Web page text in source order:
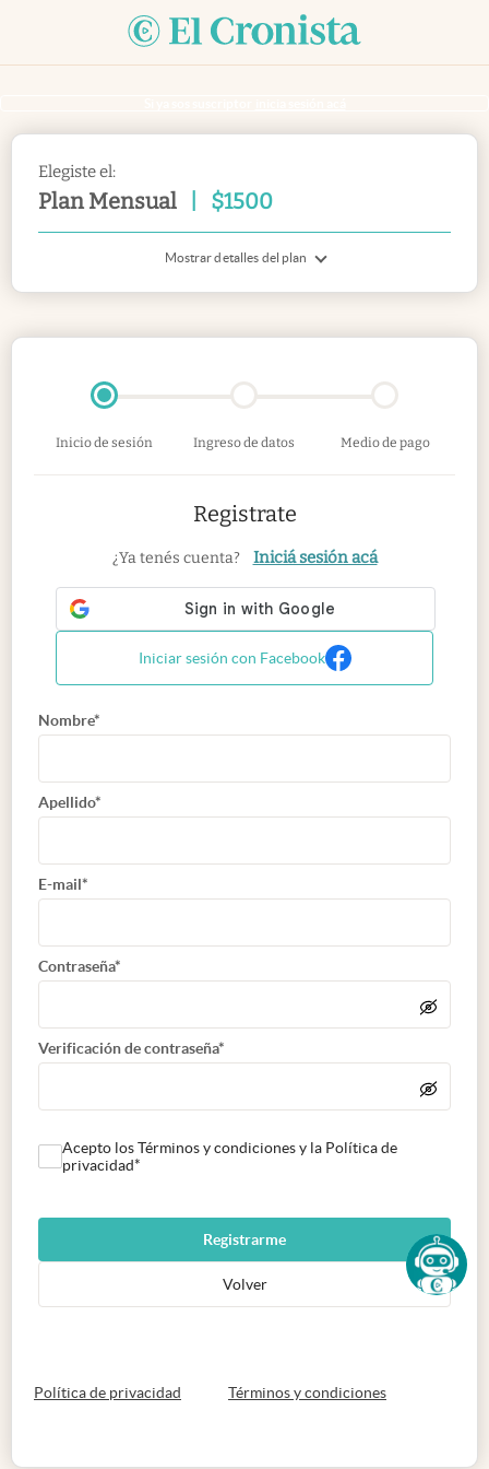
Elegiste el:
Plan Mensual $1500
Mostrar detalles del plan
Inicio de sesión Ingreso de datos Medio de pago
Registrate
¿Ya tenés cuenta? Iniciá sesión acá
Iniciar sesión con Facebook
Nombre*
Apellido*
E-mail*
Contraseña*
Verificación de contraseña*
Acepto los Términos y condiciones y la Política de
privacidad*
Registrarme
Volver
Política de privacidad abre en nueva pestaña
Términos y condicionesabre en nueva